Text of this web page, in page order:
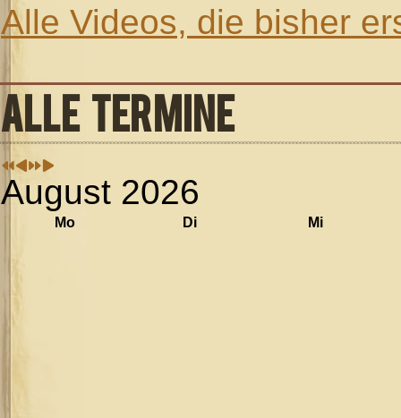
Alle Videos, die bisher
ALLE TERMINE
August 2026
Mo Di Mi